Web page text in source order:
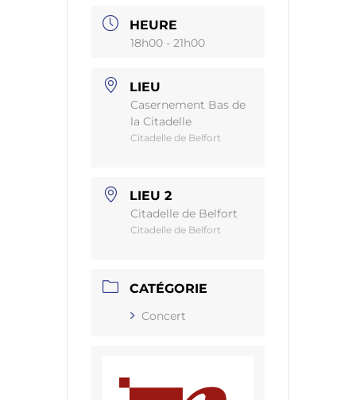
HEURE
18h00 - 21h00
LIEU
Casernement Bas de
la Citadelle
Citadelle de Belfort
LIEU 2
Citadelle de Belfort
Citadelle de Belfort
CATÉGORIE
Concert